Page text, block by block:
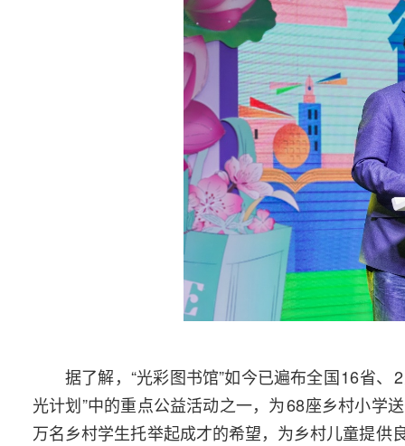
据了解，“光彩图书馆”如今已遍布全国16省、 2
光计划”中的重点公益活动之一，为68座乡村小学
万名乡村学生托举起成才的希望，为乡村儿童提